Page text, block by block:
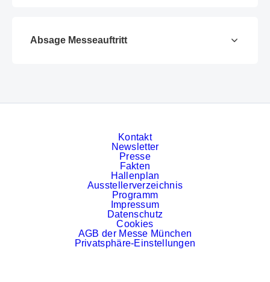
Absage Messeauftritt
Kontakt
Newsletter
Presse
Fakten
Hallenplan
Ausstellerverzeichnis
Programm
Impressum
Datenschutz
Cookies
AGB der Messe München
Privatsphäre-Einstellungen